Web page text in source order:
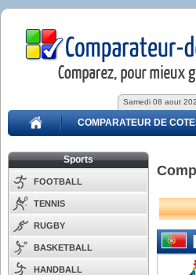
Samedi 08 aout
COMPARATEUR DE
Sports
FOOTBALL
TENNIS
RUGBY
BASKETBALL
HANDBALL